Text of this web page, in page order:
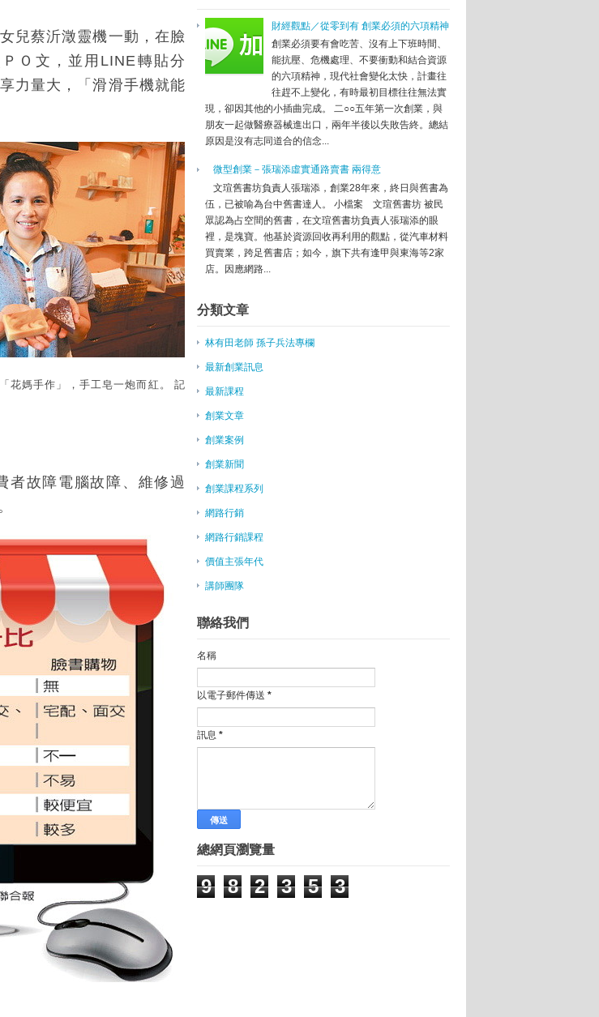
周志盛 顧問
湯晉源顧問
高明智顧問
青年創業能否成功 靠個人特質
為父母返鄉 女主管種菇創業
微型創業－蘇立文賣優格 社會責任擺第一
餐飲新趨勢 中年創業最多
百年建築咖啡香──專訪牧師樓古蹟庭園咖啡
Sliders創辦人徐浩庭 一圓自行車創業夢
到大陸創業？ 李開復：失敗機率大但成功變「獨角獸」
電動雙輪市場革命，凱納科技低調參戰
台灣新創，手向通簡子復：參訪中國創業環境下的衝擊！
商業虛與實－創業缺資金 兩撇步解決
青創基地授牌 供更多創業機會
徐井宏：90後不「靠爸」，創業將是中國新常態
最倒楣的創業家Uber創辦人的狼性戰鬥法
北市推青年創業 「天使投資補助計畫」受理申請
傅盛：怎樣做一個創業公司CEO？
創業家簽證正式開跑！國際人才來台創業門檻大幅降低
大陸瘋創業系列報導之2－不畏電商夯 台女開店衣樣賣
2015/7/23私塾網聚Uber如何進行行銷？
《創業週末：如何在54小時內建立一家新創公司》 你認為自己可以創業嗎？
IDEAS Show展 秀創業點子
在大型企業內部創業，是怎樣一種體驗？
阿里百川砸百億 挺App創業
創客基地 幫青年創業逐夢
卦山觀光市集 文創業進駐免費
柏林成創業公司搖籃 小公司獲大成功
台灣創新創業中心可加快實現美國夢?
分享創業經驗 張善政：軟體至上
王品戴勝益閃退 創業青年可引以為鑑
網路微創業 女大生周賣500粽
各式各樣的募資平台，有創業資金需求要怎麼選擇？
調查指7成大陸互聯網創業公司 首選北上廣
微型創業－Emma's Cafe美食飄香 饕客盈門
前主播冀30歲前創業 轉行做紅娘為他人牽紅綫
工研人展愛心 助慢飛兒創業
徐挺耀善用資源 創業、公益共榮
創業飛豬與台灣玩家 兩岸創客大不同
微型創業－虎姑婆烘焙坊 牽手家人分享愛
►
6月(42)
►5月(45)
►4月(69)
(69)
兒蔡沂澂靈機一動，在臉
Ｏ文，並用LINE轉貼分
力量大，「滑滑手機就能
花媽手作」，手工皂一炮而紅。 記
者故障電腦故障、維修過
財經觀點／從零到有 創業必須的六項精神
創業必須要有會吃苦、沒有上下班時間、
能抗壓、危機處理、不要衝動和結合資源
的六項精神，現代社會變化太快，計畫往
往趕不上變化，有時最初目標往往無法實
現，卻因其他的小插曲完成。 二○○五年第一次創業，與
朋友一起做醫療器械進出口，兩年半後以失敗告終。總結
原因是沒有志同道合的信念...
微型創業－張瑞添虛實通路賣書 兩得意
文瑄舊書坊負責人張瑞添，創業28年來，終日與舊書為
伍，已被喻為台中舊書達人。 小檔案 文瑄舊書坊 被民
眾認為占空間的舊書，在文瑄舊書坊負責人張瑞添的眼
裡，是塊寶。他基於資源回收再利用的觀點，從汽車材料
買賣業，跨足舊書店；如今，旗下共有逢甲與東海等2家
店。因應網路...
分類文章
林有田老師 孫子兵法專欄
最新創業訊息
最新課程
創業文章
創業案例
創業新聞
創業課程系列
網路行銷
網路行銷課程
價值主張年代
講師團隊
聯絡我們
名稱
以電子郵件傳送 *
訊息 *
總網頁瀏覽量
9 8 2 3 5 3